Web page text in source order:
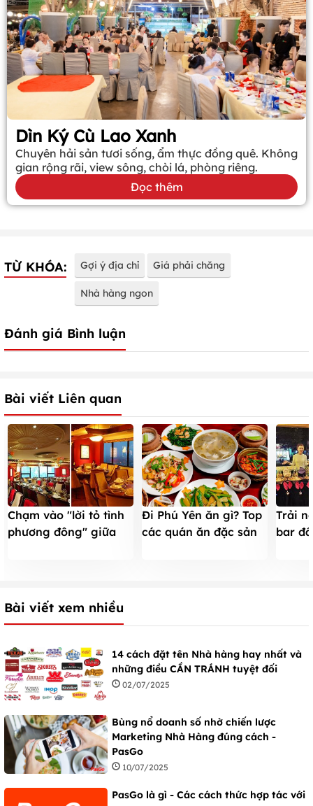
Dìn Ký Cù Lao Xanh
Chuyên hải sản tươi sống, ẩm thực đồng quê. Không
gian rộng rãi, view sông, chòi lá, phòng riêng.
Đọc thêm
TỪ KHÓA: Gợi ý địa chỉ Giá phải chăng
Nhà hàng ngon
Đánh giá Bình luận
Bài viết Liên quan
Chạm vào "lời tỏ tình
phương đông" giữa
Đi Phú Yên ăn gì? Top
các quán ăn đặc sản
Trải
bar
Bài viết xem nhiều
14 cách đặt tên Nhà hàng hay nhất và
những điều CẦN TRÁNH tuyệt đối
02/07/2025
Bùng nổ doanh số nhờ chiến lược
Marketing Nhà Hàng đúng cách -
PasGo
10/07/2025
PasGo là gì - Các cách thức hợp tác với